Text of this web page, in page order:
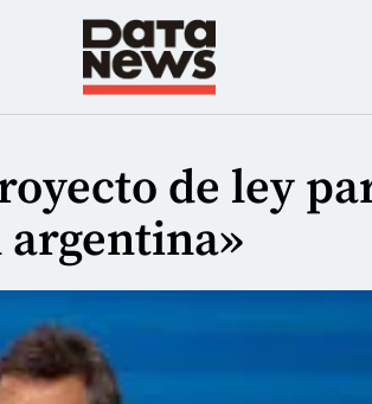
de ley